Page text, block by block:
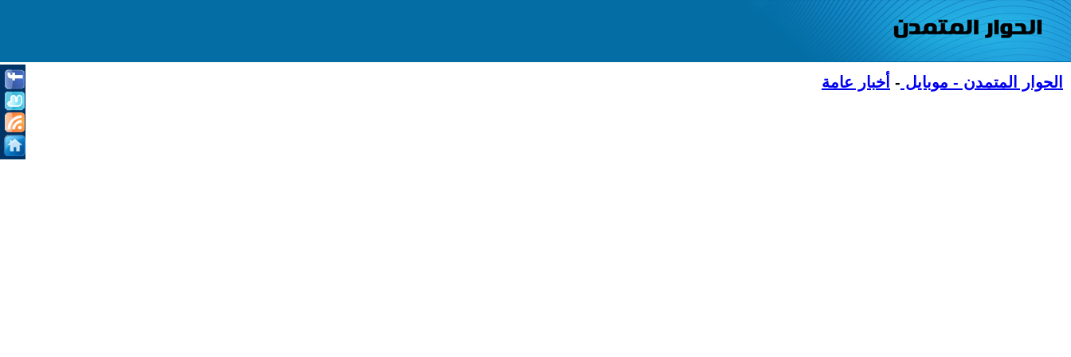
الحوار المتمدن - موبايل - أخبار عامة